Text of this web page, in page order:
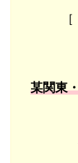
某関東